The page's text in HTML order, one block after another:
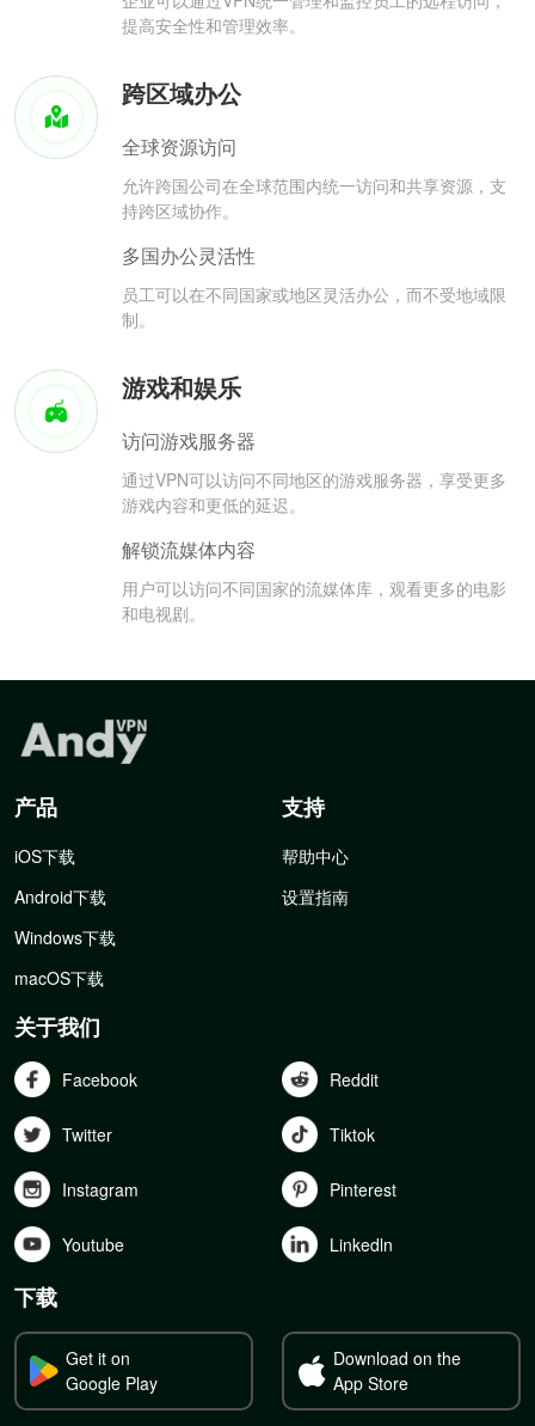
提高安全性和管理效率。
跨区域办公
全球资源访问
允许跨国公司在全球范围内统一访问和共享资源，支
持跨区域协作。
多国办公灵活性
员工可以在不同国家或地区灵活办公，而不受地域限
制。
游戏和娱乐
访问游戏服务器
通过VPN可以访问不同地区的游戏服务器，享受更多
游戏内容和更低的延迟。
解锁流媒体内容
用户可以访问不同国家的流媒体库，观看更多的电影
和电视剧。
产品
iOS下载
Android下载
Windows下载
macOS下载
支持
帮助中心
设置指南
关于我们
Facebook Reddit
Twitter Tiktok
Instagram Pinterest
Youtube Linkedln
下载
Get it on
Google Play
Download on the
App Store